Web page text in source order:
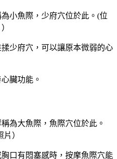
小魚際，少府穴位於此。(位
少府穴，可以讓原本微弱的心
臟功能。
為大魚際，魚際穴位於此。
）
口有悶塞感時，按摩魚際穴能